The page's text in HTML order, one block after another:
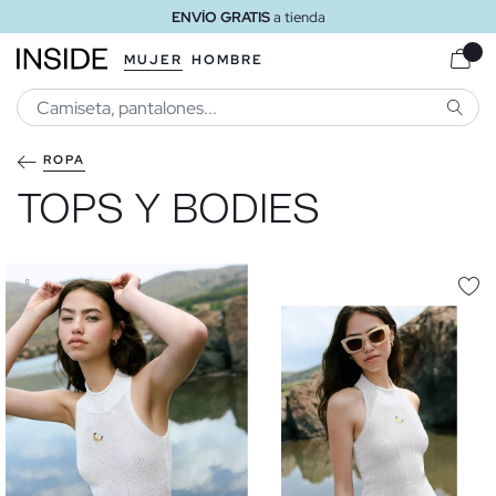
ENVÍO GRATISa tienda
MUJER HOMBRE
ROPA
TOPS Y BODIES